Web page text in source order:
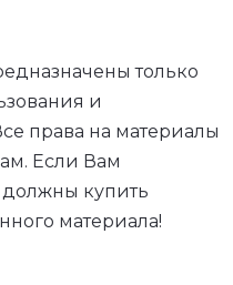
только
и
права на материалы
Если Вам
купить
материала!